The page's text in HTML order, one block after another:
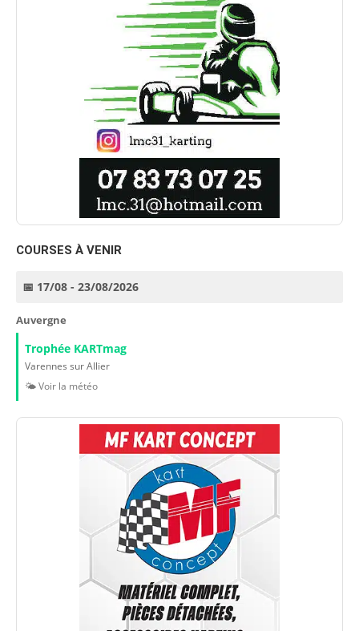
COURSES À VENIR
📅 17/08 - 23/08/2026
Auvergne
Trophée KARTmag
Varennes sur Allier
🌤️ Voir la météo